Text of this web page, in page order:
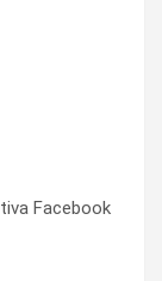
Facebook